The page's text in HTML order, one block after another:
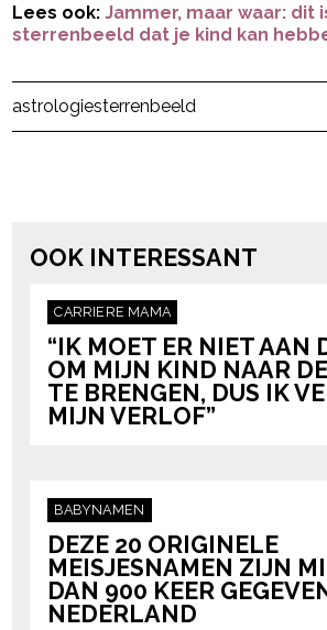
Lees ook:Jammer, maar waar: dit
sterrenbeeld dat je kind kan
astrologiesterrenbeeld
OOK INTERESSANT
CARRIERE MAMA
“IK MOET ER NIET AAN
OM MIJN KIND NAAR
TE BRENGEN, DUS IK
MIJN VERLOF”
BABYNAMEN
DEZE 20 ORIGINELE
MEISJESNAMEN ZIJN
DAN 900 KEER
NEDERLAND